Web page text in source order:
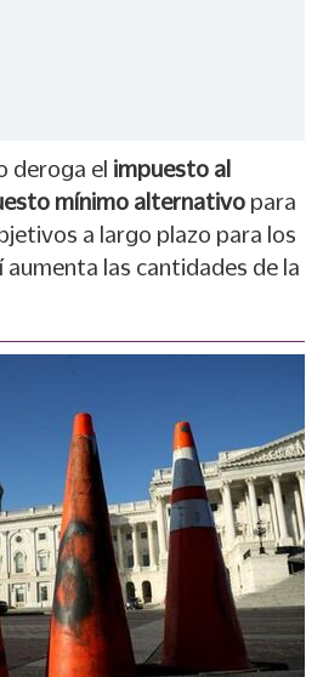
deroga el impuesto al
mínimo alternativo para
a largo plazo para los
aumenta las cantidades de la